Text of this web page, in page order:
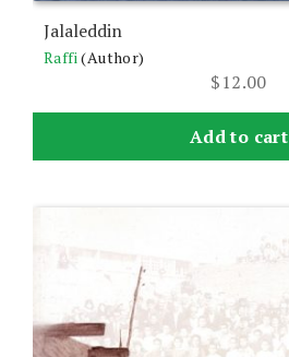
Jalaleddin
Raffi (Author)
$12.00
Add to cart